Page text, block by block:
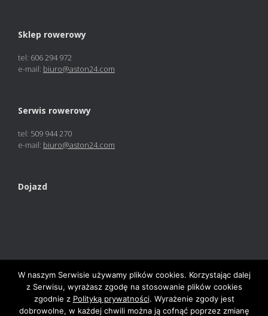
Sklep rowerowy
tel: 606 294 972
e-mail: biuro@aston24.com
Serwis rowerowy
tel: 509 944 270
e-mail: biuro@aston24.com
Dojazd
Polityka prywatności
W naszym Serwisie używamy plików cookies. Korzystając dalej
z Serwisu, wyrażasz zgodę na stosowanie plików cookies
zgodnie z Polityką prywatności. Wyrażenie zgody jest
dobrowolne, w każdej chwili można ją cofnąć poprzez zmianę